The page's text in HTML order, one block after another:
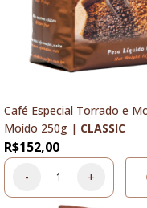
Café Especial Torrado e
Moído 250g | CLASSIC
R$152,00
- +